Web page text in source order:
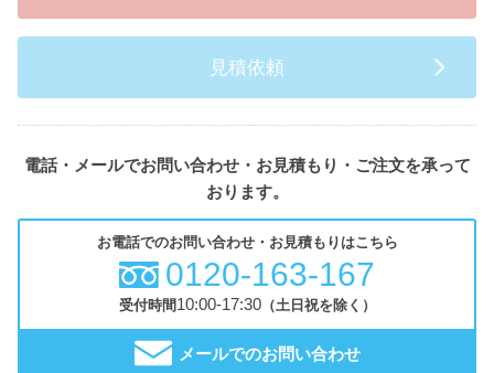
見積依頼
電話・メールでお問い合わせ・お見積もり・ご注文を承って
おります。
お電話でのお問い合わせ・お見積もりはこちら
0120-163-167
受付時間10:00-17:30（土日祝を除く）
メールでのお問い合わせ